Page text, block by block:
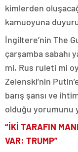
kimlerden
kamuoyuna
İngiltere’nin The
çarşamba sabahı
mi, Rus ruleti mi
Zelenski’nin
barış şansı ve
olduğu yorumunu
“İKİ TARAFIN
VAR: TRUMP”